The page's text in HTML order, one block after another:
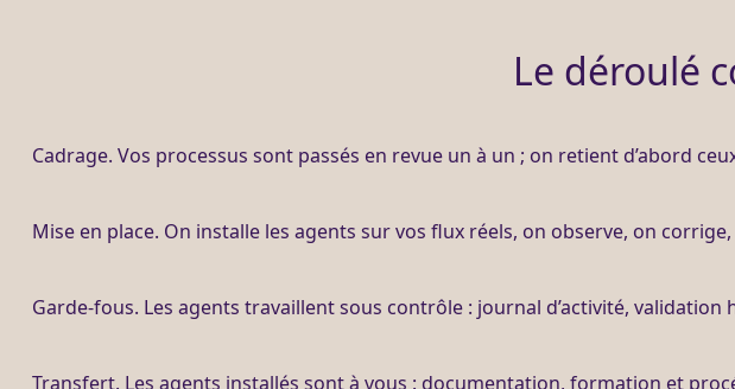
Le déroulé
Cadrage. Vos processus sont passés en revue un à un ; on retient d’abord
Mise en place. On installe les agents sur vos flux réels, on observe, on
Garde-fous. Les agents travaillent sous contrôle : journal d’activité, validation
Transfert. Les agents installés sont à vous : documentation, formation et